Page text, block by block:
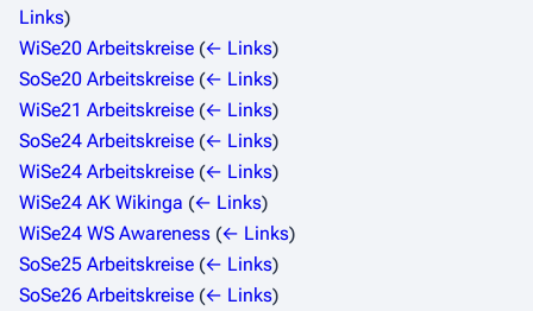
Links)
WiSe20 Arbeitskreise (← Links)
SoSe20 Arbeitskreise (← Links)
WiSe21 Arbeitskreise (← Links)
SoSe24 Arbeitskreise (← Links)
WiSe24 Arbeitskreise (← Links)
WiSe24 AK Wikinga (← Links)
WiSe24 WS Awareness (← Links)
SoSe25 Arbeitskreise (← Links)
SoSe26 Arbeitskreise (← Links)